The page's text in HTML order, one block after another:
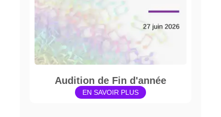
Audition de Fin d'année
EN SAVOIR PLUS